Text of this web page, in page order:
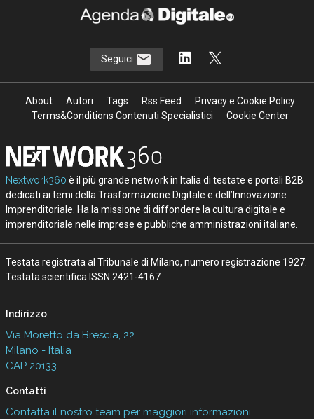
Seguici
About Autori Tags Rss Feed
Privacy e Cookie Policy
Terms&Conditions Contenuti Specialistici
Cookie Center
Nextwork360 è il più grande network in Italia di testate e portali B2B
dedicati ai temi della Trasformazione Digitale e dell’Innovazione
Imprenditoriale. Ha la missione di diffondere la cultura digitale e
imprenditoriale nelle imprese e pubbliche amministrazioni italiane.
Testata registrata al Tribunale di Milano, numero registrazione 1927.
Testata scientifica ISSN 2421-4167
Indirizzo
Via Moretto da Brescia, 22
Milano - Italia
CAP 20133
Contatti
Contatta il nostro team per maggiori informazioni